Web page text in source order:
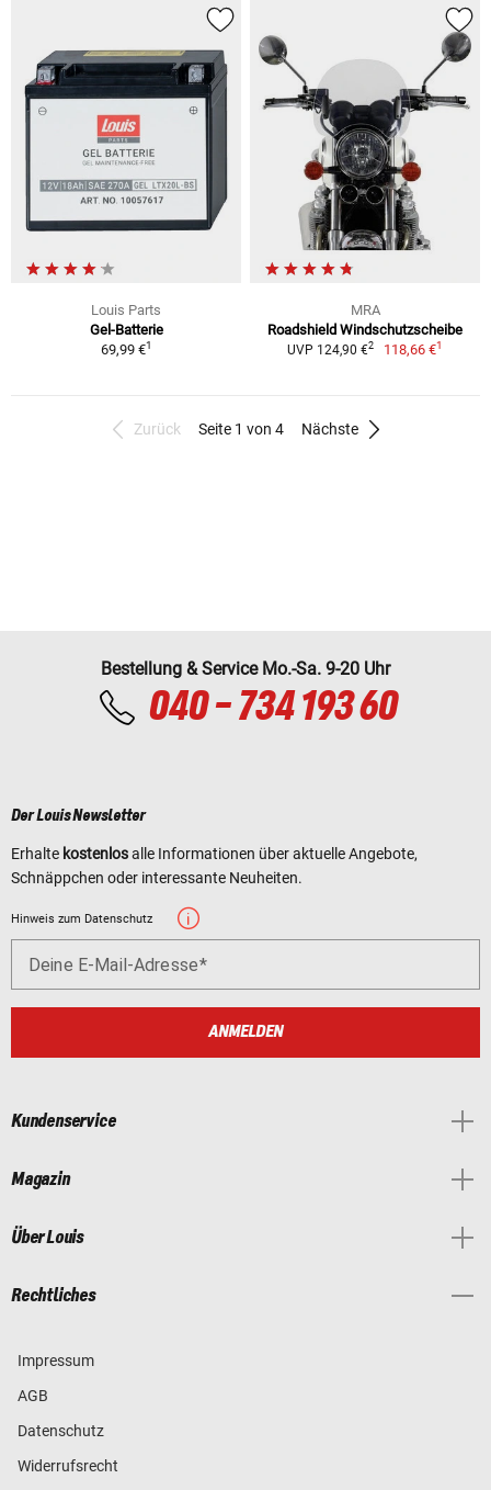
Louis Parts
Gel-Batterie
69,99 €1
MRA
Roadshield Windschutzscheibe
UVP 124,90 €2 118,66 €1
Zurück Seite 1 von 4 Nächste
Bestellung & Service Mo.-Sa. 9-20 Uhr
040 - 734 193 60
Der Louis Newsletter
Erhalte kostenlosalle Informationen über aktuelle Angebote,
Schnäppchen oder interessante Neuheiten.
Hinweis zum Datenschutz
Deine E-Mail-Adresse
ANMELDEN
Kundenservice
Magazin
Über Louis
Rechtliches
Impressum
AGB
Datenschutz
Widerrufsrecht